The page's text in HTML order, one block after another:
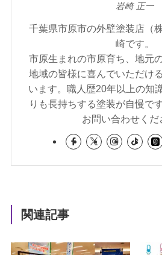
岩崎 正一
千葉県市原市の外壁塗装店（
崎です。
市原生まれの市原育ち、地元
地域の皆様に喜んでいただけ
います。職人歴20年以上の知
りも長持ちする塗装が自慢で
お問い合わせくだ
関連記事